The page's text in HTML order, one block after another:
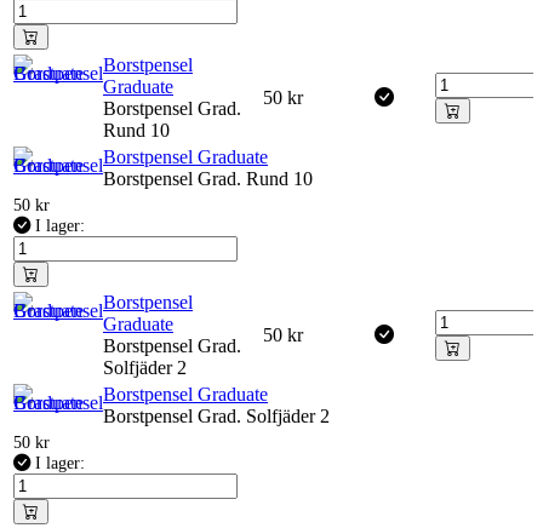
Borstpensel
Graduate
Borstpensel Grad.
Rund 10
50 kr
Borstpensel Graduate
Borstpensel Grad. Rund 10
50 kr
I lager:
Borstpensel
Graduate
Borstpensel Grad.
Solfjäder 2
50 kr
Borstpensel Graduate
Borstpensel Grad. Solfjäder 2
50 kr
I lager: